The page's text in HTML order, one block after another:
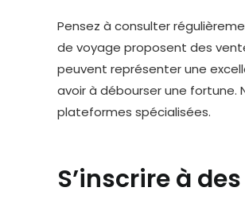
Pensez à consulter
de voyage proposent des
peuvent représenter une
avoir à débourser une fortune.
plateformes spécialisées.
S’inscrire à